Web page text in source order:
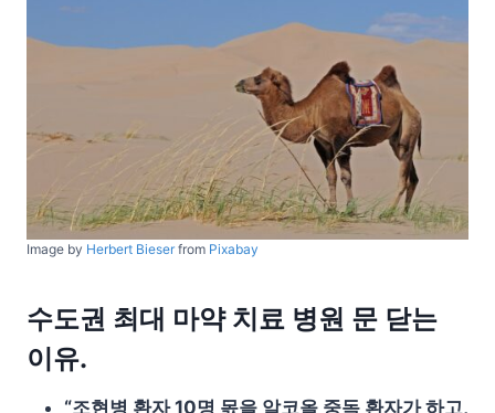
Image by Herbert Bieserfrom Pixabay
수도권 최대 마약 치료 병원 문 닫는
이유.
“조현병 환자 10명 몫을 알코올 중독 환자가 하고,